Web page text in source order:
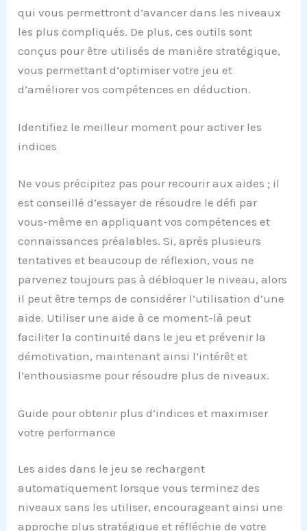
qui vous permettront d’avancer dans les niveaux
les plus compliqués. De plus, ces outils sont
conçus pour être utilisés de manière stratégique,
vous permettant d’optimiser votre jeu et
d’améliorer vos compétences en déduction.
Identifiez le meilleur moment pour activer les
indices
Ne vous précipitez pas pour recourir aux aides ; il
est conseillé d’essayer de résoudre le défi par
vous-même en appliquant vos compétences et
connaissances préalables. Si, après plusieurs
tentatives et beaucoup de réflexion, vous ne
parvenez toujours pas à débloquer le niveau, alors
il peut être temps de considérer l’utilisation d’une
aide. Utiliser une aide à ce moment-là peut
faciliter la continuité dans le jeu et prévenir la
démotivation, maintenant ainsi l’intérêt et
l’enthousiasme pour résoudre plus de niveaux.
Guide pour obtenir plus d’indices et maximiser
votre performance
Les aides dans le jeu se rechargent
automatiquement lorsque vous terminez des
niveaux sans les utiliser, encourageant ainsi une
approche plus stratégique et réfléchie de votre